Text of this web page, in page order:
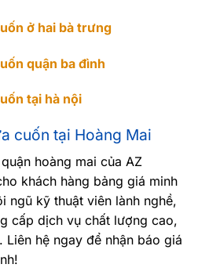
ở hai bà trưng
quận ba đình
tại hà nội
cuốn tại Hoàng Mai
hoàng mai của AZ
khách hàng bảng giá minh
ngũ kỹ thuật viên lành nghề,
cấp dịch vụ chất lượng cao,
Liên hệ ngay để nhận báo giá